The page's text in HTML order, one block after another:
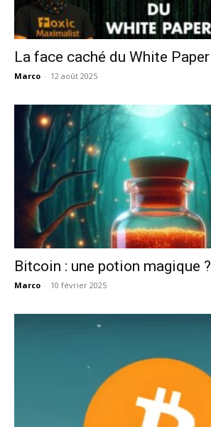
La face caché du White Paper
Marco - 12 août 2025
Bitcoin : une potion magique ?
Marco - 10 février 2025